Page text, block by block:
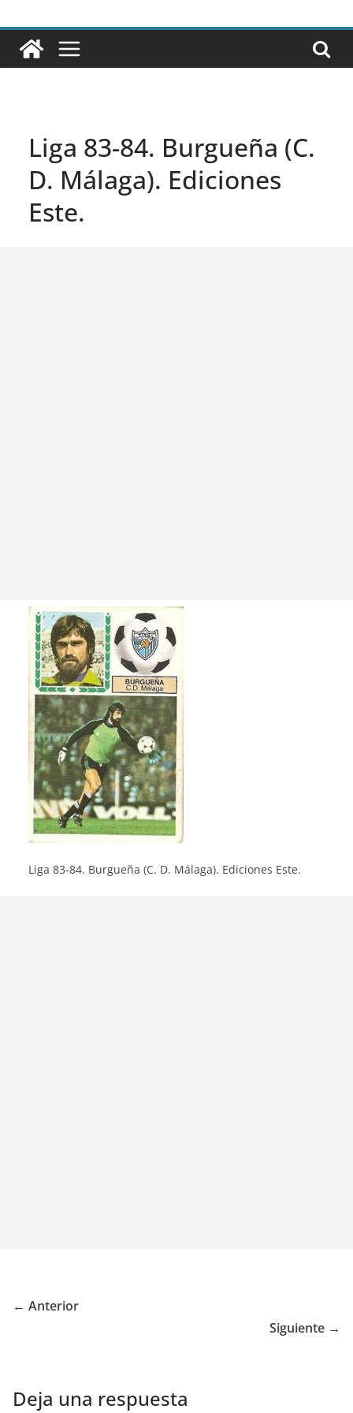
Liga 83-84. Burgueña (C.
D. Málaga). Ediciones
Este.
Liga 83-84. Burgueña (C. D. Málaga). Ediciones Este.
← Anterior
Siguiente →
Deja una respuesta